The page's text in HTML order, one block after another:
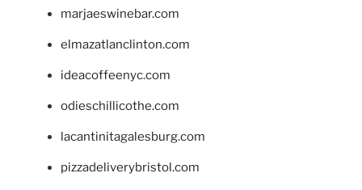
marjaeswinebar.com
elmazatlanclinton.com
ideacoffeenyc.com
odieschillicothe.com
lacantinitagalesburg.com
pizzadeliverybristol.com